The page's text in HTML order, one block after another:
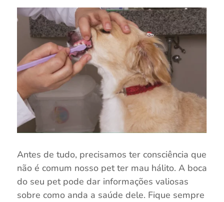
Antes de tudo, precisamos ter consciência que
não é comum nosso pet ter mau hálito. A boca
do seu pet pode dar informações valiosas
sobre como anda a saúde dele. Fique sempre